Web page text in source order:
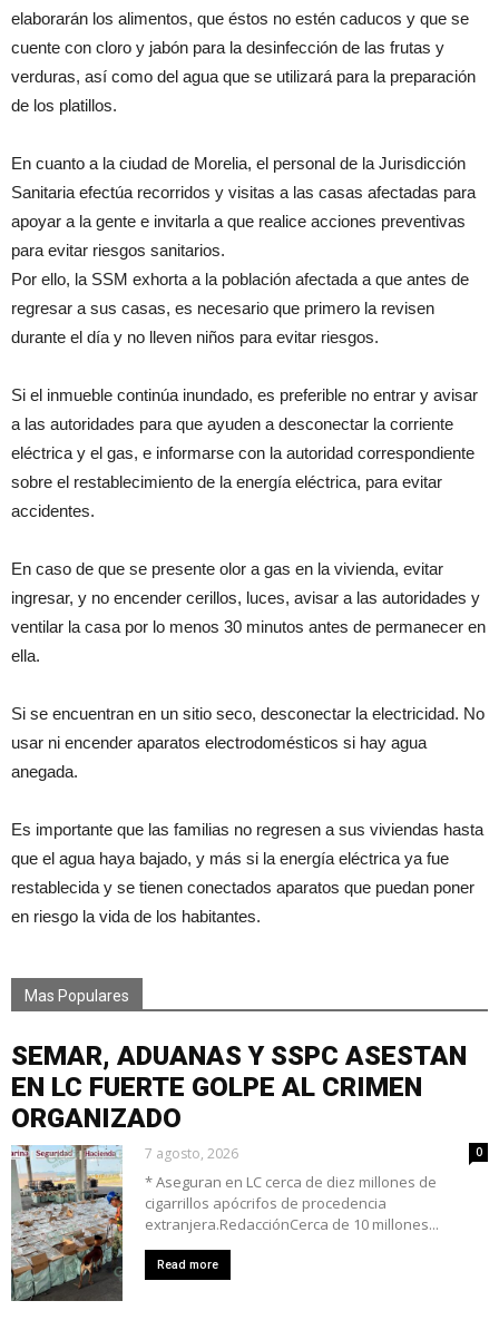
elaborarán los alimentos, que éstos no estén caducos y que se
cuente con cloro y jabón para la desinfección de las frutas y
verduras, así como del agua que se utilizará para la preparación
de los platillos.
En cuanto a la ciudad de Morelia, el personal de la Jurisdicción
Sanitaria efectúa recorridos y visitas a las casas afectadas para
apoyar a la gente e invitarla a que realice acciones preventivas
para evitar riesgos sanitarios.
Por ello, la SSM exhorta a la población afectada a que antes de
regresar a sus casas, es necesario que primero la revisen
durante el día y no lleven niños para evitar riesgos.
Si el inmueble continúa inundado, es preferible no entrar y avisar
a las autoridades para que ayuden a desconectar la corriente
eléctrica y el gas, e informarse con la autoridad correspondiente
sobre el restablecimiento de la energía eléctrica, para evitar
accidentes.
En caso de que se presente olor a gas en la vivienda, evitar
ingresar, y no encender cerillos, luces, avisar a las autoridades y
ventilar la casa por lo menos 30 minutos antes de permanecer en
ella.
Si se encuentran en un sitio seco, desconectar la electricidad. No
usar ni encender aparatos electrodomésticos si hay agua
anegada.
Es importante que las familias no regresen a sus viviendas hasta
que el agua haya bajado, y más si la energía eléctrica ya fue
restablecida y se tienen conectados aparatos que puedan poner
en riesgo la vida de los habitantes.
Mas Populares
SEMAR, ADUANAS Y SSPC ASESTAN
EN LC FUERTE GOLPE AL CRIMEN
ORGANIZADO
7 agosto, 2026 0
* Aseguran en LC cerca de diez millones de
cigarrillos apócrifos de procedencia
extranjera.RedacciónCerca de 10 millones...
Read more